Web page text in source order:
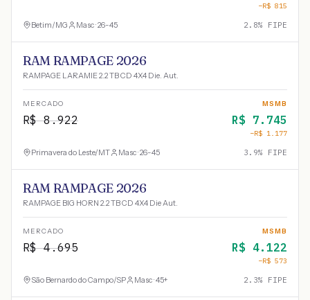
−R$ 815
Betim/MG Masc · 26-45 2.8% FIPE
RAM RAMPAGE 2026
RAMPAGE LARAMIE 2.2 TB CD 4X4 Die. Aut.
MERCADO
R$8.922
MSMB
R$ 7.745
−R$ 1.177
Primavera do Leste/MT Masc · 26-45 3.9% FIPE
RAM RAMPAGE 2026
RAMPAGE BIG HORN 2.2 TB CD 4X4 Die Aut.
MERCADO
R$4.695
MSMB
R$ 4.122
−R$ 573
São Bernardo do Campo/SP Masc · 45+ 2.3% FIPE